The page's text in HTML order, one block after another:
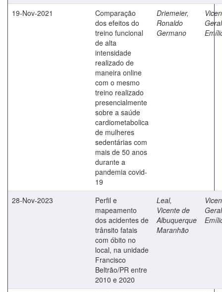
19-Nov-2021
Comparação
dos efeitos do
treino funcional
de alta
intensidade
realizado de
maneira online
com o mesmo
treino realizado
presencialmente
sobre a saúde
cardiometabolica
de mulheres
sedentárias com
mais de 50 anos
durante a
pandemia covid-
19
Driemeier,
Ronaldo
Germano
28-Nov-2023
Perfil e
mapeamento
dos acidentes de
trânsito fatais
com óbito no
local, na unidade
Francisco
Beltrão/PR entre
2010 e 2020
Leal,
Vicente de
Albuquerque
Maranhão